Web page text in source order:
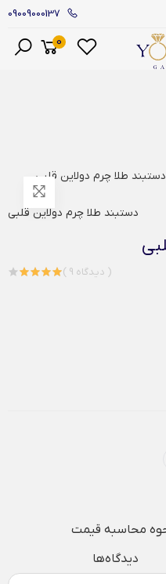
09009000137
منو
0
دستبند طلا چرم دولاین قلبی
( 9 دیدگاه )
محاسبه قیمت
دیدگاه‌ها